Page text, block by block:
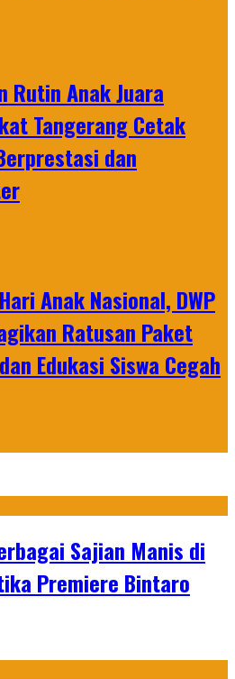
Rutin Anak Juara
Tangerang Cetak
dan
Anak Nasional, DWP
Ratusan Paket
Edukasi Siswa Cegah
Sajian Manis di
Premiere Bintaro